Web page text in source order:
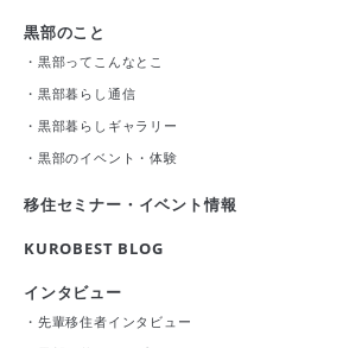
黒部のこと
・ 黒部ってこんなとこ
・ 黒部暮らし通信
・ 黒部暮らしギャラリー
・ 黒部のイベント・体験
移住セミナー・イベント情報
KUROBEST BLOG
インタビュー
・ 先輩移住者インタビュー